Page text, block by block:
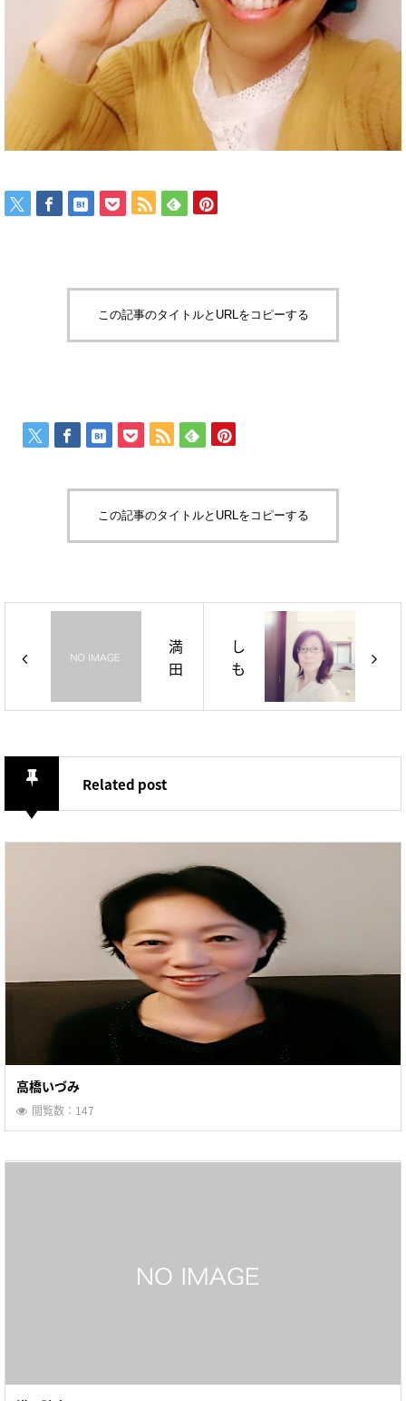
この記事のタイトルとURLをコピーする
この記事のタイトルとURLをコピーする
満
田
恵
し
も
け
お
Related post
高橋いづみ
閲覧数：147